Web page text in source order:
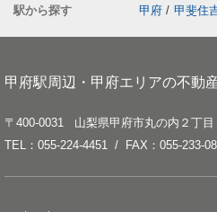
駅から探す
甲府 / 甲斐住
甲府駅周辺・甲府エリアの不動
〒400-0031 山梨県甲府市丸の内２丁目
TEL：055-224-4451 / FAX：055-233-